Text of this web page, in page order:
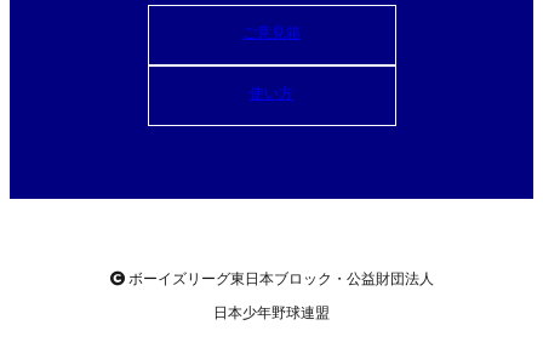
ご意見箱
使い方
ボーイズリーグ東日本ブロック・公益財団法人
日本少年野球連盟